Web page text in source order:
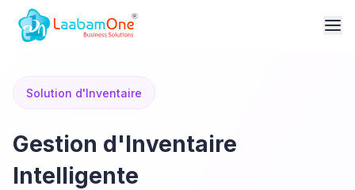
Solution d'Inventaire
Gestion d'Inventaire
Intelligente